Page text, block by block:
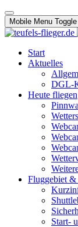
Mobile Menu Toggle
Start
Aktuelles
DGL-
Heute fliegen
Fluggebiet &
Start-